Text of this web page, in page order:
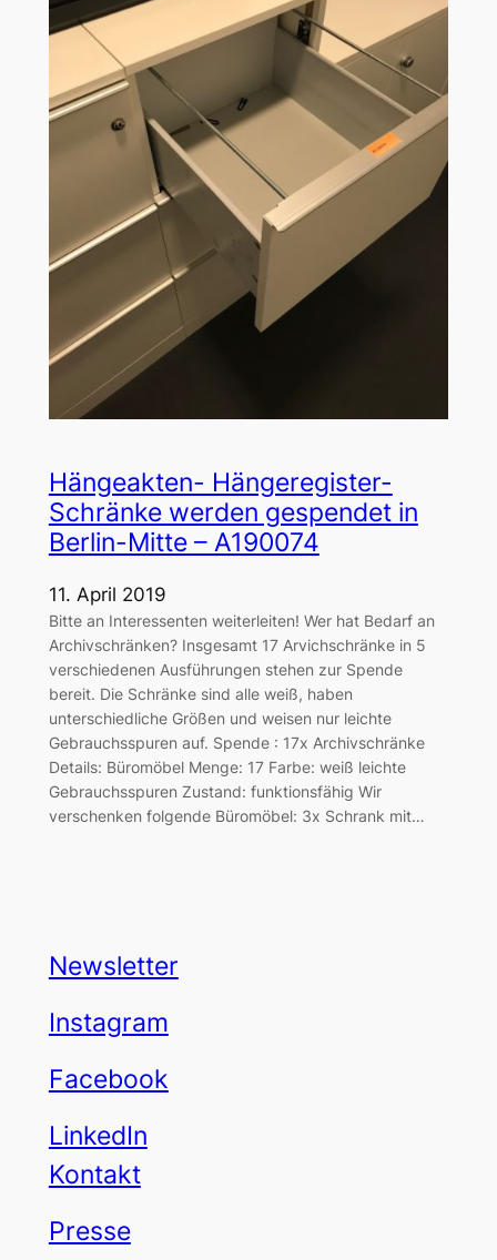
Hängeakten- Hängeregister-
Schränke werden gespendet in
Berlin-Mitte – A190074
11. April 2019
Bitte an Interessenten weiterleiten! Wer hat Bedarf an
Archivschränken? Insgesamt 17 Arvichschränke in 5
verschiedenen Ausführungen stehen zur Spende
bereit. Die Schränke sind alle weiß, haben
unterschiedliche Größen und weisen nur leichte
Gebrauchsspuren auf. Spende : 17x Archivschränke
Details: Büromöbel Menge: 17 Farbe: weiß leichte
Gebrauchsspuren Zustand: funktionsfähig Wir
verschenken folgende Büromöbel: 3x Schrank mit…
Newsletter
Instagram
Facebook
LinkedIn
Kontakt
Presse